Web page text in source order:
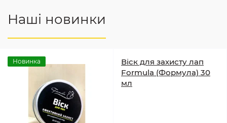
Наші новинки
Новинка
Віск для захисту лап
Formula (Формула) 30
мл